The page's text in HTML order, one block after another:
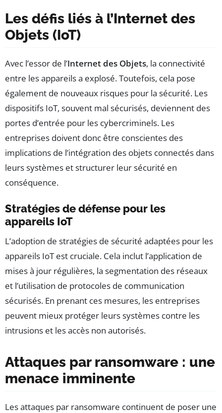
Les défis liés à l’Internet des
Objets (IoT)
Avec l’essor de l’Internet des Objets, la connectivité
entre les appareils a explosé. Toutefois, cela pose
également de nouveaux risques pour la sécurité. Les
dispositifs IoT, souvent mal sécurisés, deviennent des
portes d’entrée pour les cybercriminels. Les
entreprises doivent donc être conscientes des
implications de l’intégration des objets connectés dans
leurs systèmes et structurer leur sécurité en
conséquence.
Stratégies de défense pour les
appareils IoT
L’adoption de stratégies de sécurité adaptées pour les
appareils IoT est cruciale. Cela inclut l’application de
mises à jour régulières, la segmentation des réseaux
et l’utilisation de protocoles de communication
sécurisés. En prenant ces mesures, les entreprises
peuvent mieux protéger leurs systèmes contre les
intrusions et les accès non autorisés.
Attaques par ransomware : une
menace imminente
Les attaques par ransomware continuent de poser une